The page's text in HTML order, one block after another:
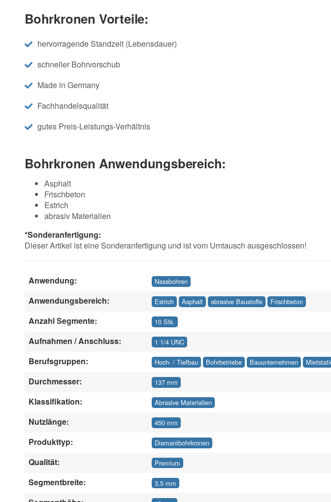
Bohrkronen Vorteile:
hervorragende Standzeit (Lebensdauer)
schneller Bohrvorschub
Made in Germany
Fachhandelsqualität
gutes Preis-Leistungs-Verhältnis
Bohrkronen Anwendungsbereich:
Asphalt
Frischbeton
Estrich
abrasiv Materialien
*Sonderanfertigung:
Dieser Artikel ist eine Sonderanfertigung und ist vom Umtausch ausgeschlossen!
Anwendung: Nassbohren
Anwendungsbereich: Estrich Asphalt abrasive Baustoffe Frischbeton
Anzahl Segmente: 10 Stk.
Aufnahmen / Anschluss: 1 1/4 UNC
Berufsgruppen: Hoch- / Tiefbau Bohrbetriebe Bauunternehmen
Durchmesser: 137 mm
Klassifikation: Abrasive Materialien
Nutzlänge: 450 mm
Produkttyp: Diamantbohrkronen
Qualität: Premium
Segmentbreite: 3,5 mm